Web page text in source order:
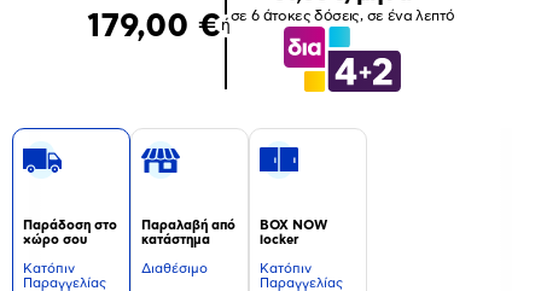
179,00 €ή
σε 6 άτοκες δόσεις, σε ένα λεπτό
Παράδοση στο
χώρο σου
Kατόπιν
Παραγγελίας
Παραλαβή από
κατάστημα
Διαθέσιμο
BOX NOW
locker
Kατόπιν
Παραγγελίας